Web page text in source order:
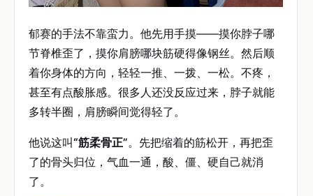
郁赛的手法不靠蛮力。他先用手摸——摸你脖子哪
节脊椎歪了，摸你肩膀哪块筋硬得像钢丝。然后顺
着你身体的方向，轻轻一推、一拨、一松。不疼，
甚至有点酸胀感。很多人还没反应过来，脖子就能
多转半圈，肩膀瞬间觉得轻了。
他说这叫“筋柔骨正”。先把缩着的筋松开，再把歪
了的骨头归位，气血一通，酸、僵、硬自己就消
了。